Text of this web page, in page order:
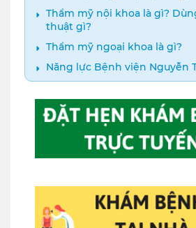
Thẩm mỹ nội khoa là gì?
thuật gì?
Thẩm mỹ ngoại khoa là gì?
Năng lực Bệnh viện Nguyễn